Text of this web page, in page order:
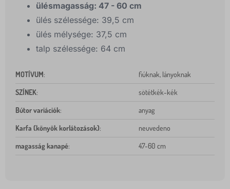
ülésmagasság: 47 - 60 cm
ülés szélessége: 39,5 cm
ülés mélysége: 37,5 cm
talp szélessége: 64 cm
MOTÍVUM: fiúknak, lányoknak
SZÍNEK: sötétkék-kék
Bútor variációk: anyag
Karfa (könyök korlátozások): neuvedeno
magasság kanapé: 47-60 cm